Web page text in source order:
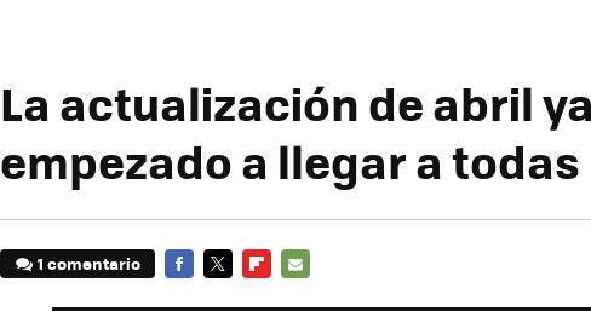
La actualización de abril
empezado a llegar a todas
1 comentario